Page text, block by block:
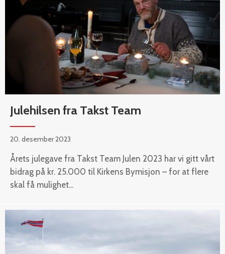
Julehilsen fra Takst Team
20. desember 2023
Årets julegave fra Takst Team Julen 2023 har vi gitt vårt
bidrag på kr. 25.000 til Kirkens Bymisjon – for at flere
skal få mulighet...